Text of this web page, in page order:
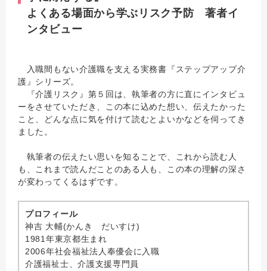
よくある場面から学ぶリスク予防 著者イ
ンタビュー
入職間もない介護職を支える実務書『ステップアップ介
護』シリーズ。
『介護リスク』第５回は、執筆者の方に直にインタビュ
ーをさせていただき、この本に込めた想い、伝えたかった
こと、どんな点に気を付けて読むとよいかなどを伺ってき
ました。
執筆者の伝えたい思いを知ることで、これから読む人
も、これまで読んだことのある人も、この本の理解の深さ
が変わってくるはずです。
プロフィール
神吉 大輔(かんき だいすけ)
1981年東京都生まれ
2006年社会福祉法人奉優会に入職
介護福祉士、介護支援専門員